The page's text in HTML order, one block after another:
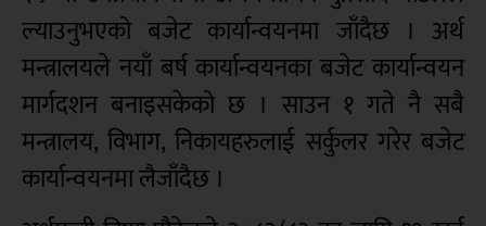
ल्याउनुभएको बजेट कार्यान्वयनमा जाँदैछ । अर्थ
मन्त्रालयले नयाँ बर्ष कार्यान्वयनका बजेट कार्यान्वयन
मार्गदशन बनाइसकेको छ । साउन १ गते नै सबै
मन्त्रालय, विभाग, निकायहरुलाई सर्कुलर गरेर बजेट
कार्यान्वयनमा लैजाँदैछ ।